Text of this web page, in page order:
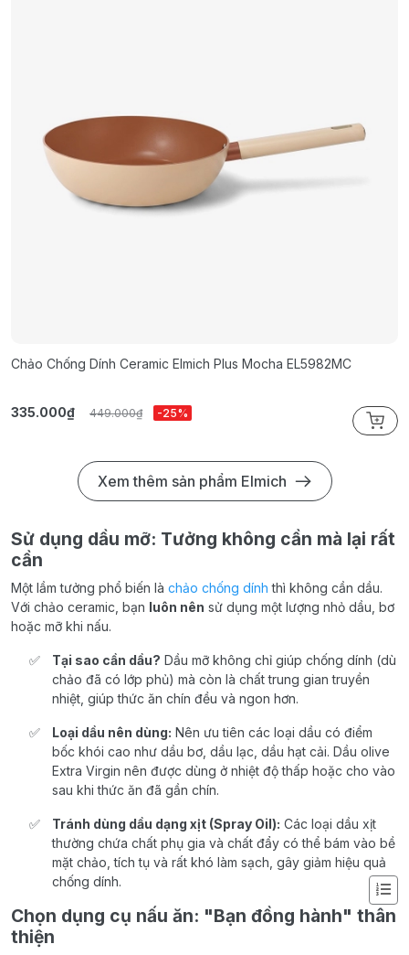
Chảo Chống Dính Ceramic Elmich Plus Mocha EL5982MC
335.000₫ 449.000₫ -25%
Xem thêm sản phẩm Elmich
Sử dụng dầu mỡ: Tưởng không cần mà lại rất
cần
Một lầm tưởng phổ biến là chảo chống dính thì không cần dầu.
Với chảo ceramic, bạn luôn nên sử dụng một lượng nhỏ dầu, bơ
hoặc mỡ khi nấu.
Tại sao cần dầu? Dầu mỡ không chỉ giúp chống dính (dù
chảo đã có lớp phủ) mà còn là chất trung gian truyền
nhiệt, giúp thức ăn chín đều và ngon hơn.
Loại dầu nên dùng: Nên ưu tiên các loại dầu có điểm
bốc khói cao như dầu bơ, dầu lạc, dầu hạt cải. Dầu olive
Extra Virgin nên được dùng ở nhiệt độ thấp hoặc cho vào
sau khi thức ăn đã gần chín.
Tránh dùng dầu dạng xịt (Spray Oil): Các loại dầu xịt
thường chứa chất phụ gia và chất đẩy có thể bám vào bề
mặt chảo, tích tụ và rất khó làm sạch, gây giảm hiệu quả
chống dính.
Chọn dụng cụ nấu ăn: "Bạn đồng hành" thân
thiện